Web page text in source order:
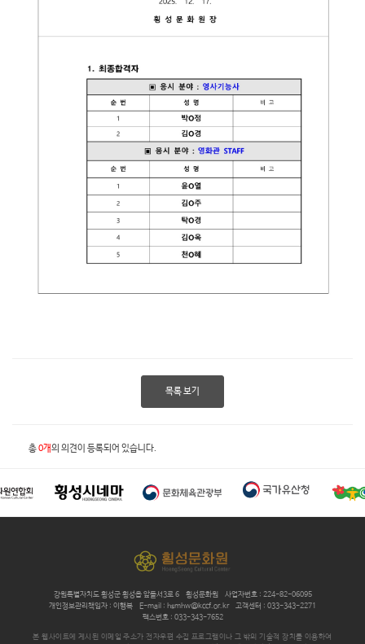
목록 보기
총0개의 의견이 등록되어 있습니다.
강원특별자치도 횡성군 횡성읍 앞들서3로 6 횡성문화원
사업자번호 : 224-82-06095
개인정보관리책임자 : 이행복
E-mail : hsmhw@kccf.or.kr
고객센터 : 033-343-2271
팩스번호 : 033-343-7652
본 웹사이트에 게시된 이메일 주소가 전자우편 수집 프로그램이나 그 밖의 기술적 장치를 이용하여